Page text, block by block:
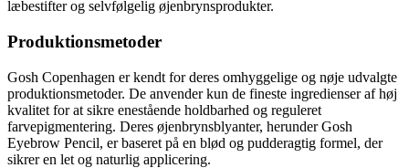
læbestifter og selvfølgelig øjenbrynsprodukter.
Produktionsmetoder
Gosh Copenhagen er kendt for deres omhyggelige og nøje udvalgte
produktionsmetoder. De anvender kun de fineste ingredienser af høj
kvalitet for at sikre enestående holdbarhed og reguleret
farvepigmentering. Deres øjenbrynsblyanter, herunder Gosh
Eyebrow Pencil, er baseret på en blød og pudderagtig formel, der
sikrer en let og naturlig applicering.